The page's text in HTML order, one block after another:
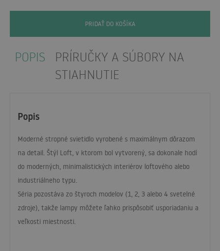
PRIDAŤ DO KOŠÍKA
POPIS
PRÍRUČKY A SÚBORY NA
STIAHNUTIE
Popis
Moderné stropné svietidlo vyrobené s maximálnym dôrazom
na detail. Štýl Loft, v ktorom bol vytvorený, sa dokonale hodí
do moderných, minimalistických interiérov loftového alebo
industriálneho typu.
Séria pozostáva zo štyroch modelov (1, 2, 3 alebo 4 svetelné
zdroje), takže lampy môžete ľahko prispôsobiť usporiadaniu a
veľkosti miestnosti.